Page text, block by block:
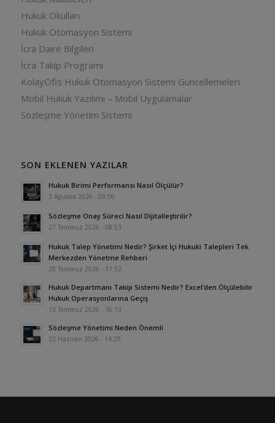
Hukuk Okulları
Hukuk Otomasyon Sistemi
İcra Daire Bilgileri
İcra Takip Programı
KolayOfis Hukuk Otomasyon Sistemi Güncellemeleri
Mobil Hukuk Yazılımı – Mobil Uygulamalar
Sözleşme Yönetim Sistemi
SON EKLENEN YAZILAR
Hukuk Birimi Performansı Nasıl Ölçülür?
3 Ağustos 2026 - 09:06
Sözleşme Onay Süreci Nasıl Dijitalleştirilir?
27 Temmuz 2026 - 08:53
Hukuk Talep Yönetimi Nedir? Şirket İçi Hukuki Talepleri Tek
Merkezden Yönetme Rehberi
20 Temmuz 2026 - 11:52
Hukuk Departmanı Takip Sistemi Nedir? Excel’den Ölçülebilir
Hukuk Operasyonlarına Geçiş
13 Temmuz 2026 - 16:13
Sözleşme Yönetimi Neden Önemli
22 Haziran 2026 - 14:29